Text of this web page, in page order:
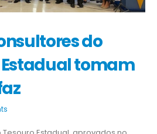
do
Estadual tomam